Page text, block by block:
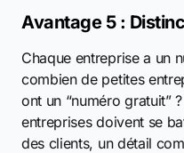
Avantage 5 :
Chaque entreprise a un
combien de petites
ont un “numéro gratuit”
entreprises doivent se
des clients, un détail